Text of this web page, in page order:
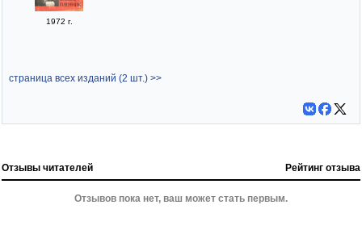
1972 г.
страница всех изданий (2 шт.) >>
Отзывы читателей Рейтинг отзыва
Отзывов пока нет, ваш может стать первым.